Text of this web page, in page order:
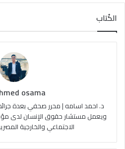
س
ب
u
e
ت
ا
م
ص
ا
ل
م
و
الكُتاب
osama
د. احمد اسامه | محرر صحفي بعدة
ويعمل مستشار حقوق الإنسان لدى
الاجتماعي والخارجية المصرية |